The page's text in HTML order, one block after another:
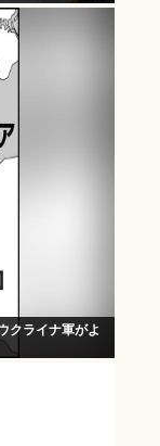
クライナ軍がよ